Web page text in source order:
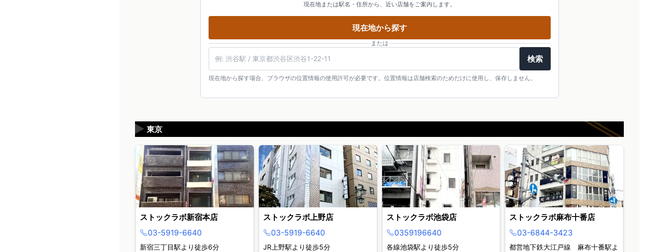
現在地または駅名・住所から、近い店舗をご案内します。
現在地から探す
または
検索
現在地から探す場合、ブラウザの位置情報の使用許可が必要です。位置情報は店舗検索のためだけに使用し、保存しません。
東京
▶
ストックラボ新宿本店
03-5919-6640
新宿三丁目駅より徒歩6分
ストックラボ上野店
03-5919-6640
JR上野駅より徒歩5分
ストックラボ池袋店
0359196640
各線池袋駅より徒歩5分
ストックラボ麻布十番店
03-6844-3423
都営地下鉄大江戸線 麻布十番駅よ